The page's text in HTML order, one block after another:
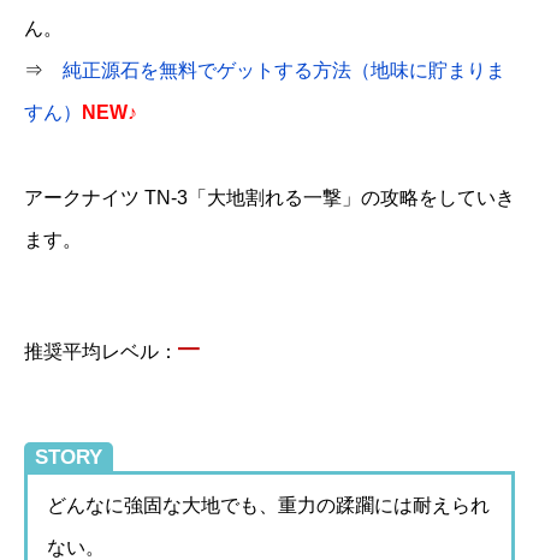
ん。
⇒ 純正源石を無料でゲットする方法（地味に貯まりま
すん） NEW♪
アークナイツ TN-3「大地割れる一撃」の攻略をしていき
ます。
推奨平均レベル： –
STORY
どんなに強固な大地でも、重力の蹂躙には耐えられ
ない。